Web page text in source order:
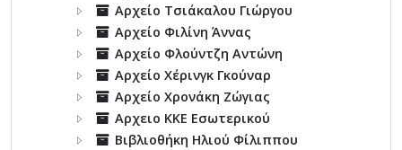
Αρχείο Τσιάκαλου Γιώργου
Αρχείο Φιλίνη Άννας
Αρχείο Φλούντζη Αντώνη
Αρχείο Χέρινγκ Γκούναρ
Αρχείο Χρονάκη Ζώγιας
Αρχειο ΚΚΕ Εσωτερικού
Βιβλιοθήκη Ηλιού Φίλιππου